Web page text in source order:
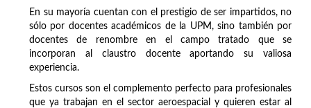
En su mayoría cuentan con el prestigio de ser impartidos, no
sólo por docentes académicos de la UPM, sino también por
docentes de renombre en el campo tratado que se
incorporan al claustro docente aportando su valiosa
experiencia.
Estos cursos son el complemento perfecto para profesionales
que ya trabajan en el sector aeroespacial y quieren estar al